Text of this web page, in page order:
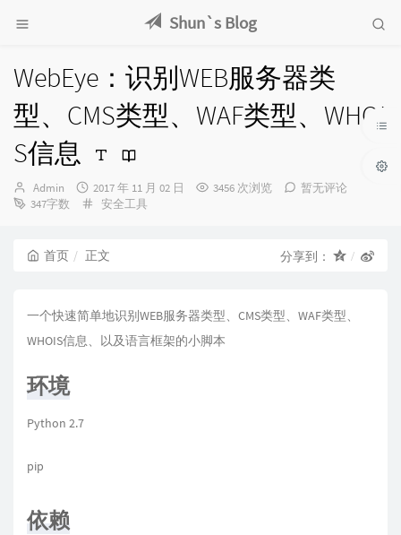
Shun`s Blog
WebEye：识别WEB服务器类
型、CMS类型、WAF类型、WHOI
S信息
博
主：
Admin
发
布
2017 年 11 月 02 日 3456 次浏览
暂无评论
347字数
分
安全工具
首页 正文 分享到：
一个快速简单地识别WEB服务器类型、CMS类型、WAF类型、
WHOIS信息、以及语言框架的小脚本
环境
Python 2.7
pip
依赖